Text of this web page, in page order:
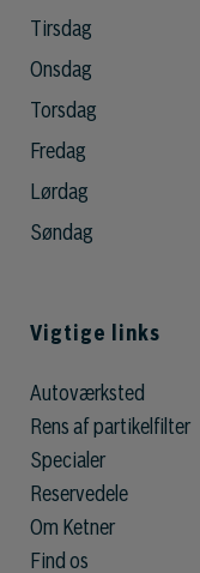
Tirsdag
Onsdag
Torsdag
Fredag
Lørdag
Søndag
Vigtige links
Autoværksted
Rens af partikelfilter
Specialer
Reservedele
Om Ketner
Find os